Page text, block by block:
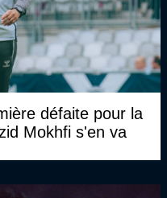
défaite pour la
Mokhfi s'en va